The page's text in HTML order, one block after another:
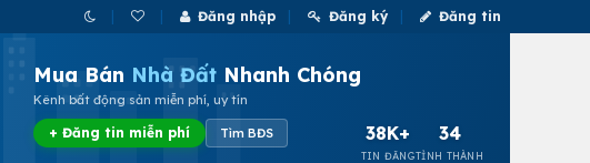
Đăng nhập Đăng ký Đăng tin
Mua Bán Nhà Đất Nhanh Chóng
Kênh bất động sản miễn phí, uy tín
+ Đăng tin miễn phí Tìm BĐS 38K+
TIN ĐĂNG
34
TỈNH THÀNH